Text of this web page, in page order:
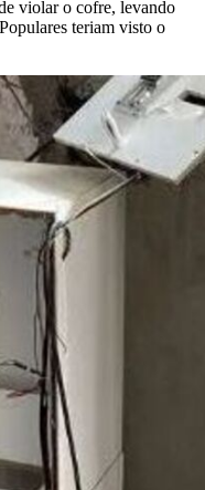
violar o cofre, levando
teriam visto o